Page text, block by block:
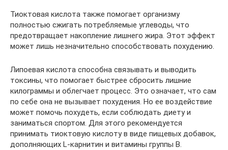
Тиоктовая кислота также помогает организму
полностью сжигать потребляемые углеводы, что
предотвращает накопление лишнего жира. Этот эффект
может лишь незначительно способствовать похудению.
Липоевая кислота способна связывать и выводить
токсины, что помогает быстрее сбросить лишние
килограммы и облегчает процесс. Это означает, что сам
по себе она не вызывает похудения. Но ее воздействие
может помочь похудеть, если соблюдать диету и
заниматься спортом. Для этого рекомендуется
принимать тиоктовую кислоту в виде пищевых добавок,
дополняющих L-карнитин и витамины группы B.